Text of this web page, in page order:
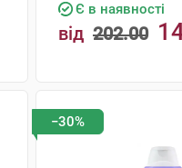
Є в наявності
від 202.00
−30%